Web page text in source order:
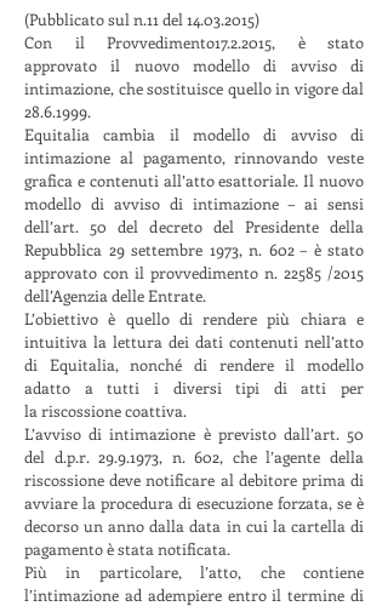
(Pubblicato sul n.11 del 14.03.2015)
Con il Provvedimento17.2.2015, è stato
approvato il nuovo modello di avviso di
intimazione, che sostituisce quello in vigore dal
28.6.1999.
Equitalia cambia il modello di avviso di
intimazione al pagamento, rinnovando veste
grafica e contenuti all’atto esattoriale. Il nuovo
modello di avviso di intimazione – ai sensi
dell’art. 50 del decreto del Presidente della
Repubblica 29 settembre 1973, n. 602 – è stato
approvato con il provvedimento n. 22585 /2015
dell’Agenzia delle Entrate.
L’obiettivo è quello di rendere più chiara e
intuitiva la lettura dei dati contenuti nell’atto
di Equitalia, nonché di rendere il modello
adatto a tutti i diversi tipi di atti per
la riscossione coattiva.
L’avviso di intimazione è previsto dall’art. 50
del d.p.r.29.9.1973, n. 602, che l’agente della
riscossione deve notificare al debitore prima di
avviare la procedura di esecuzione forzata, se è
decorso un anno dalla data in cui la cartella di
pagamento è stata notificata.
Più in particolare, l’atto, che contiene
l’intimazione ad adempiere entro il termine di